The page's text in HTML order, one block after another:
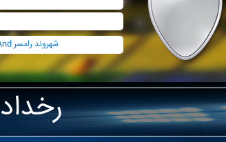
بازی های گذشته کياپارس تهران And شهروند رامسر